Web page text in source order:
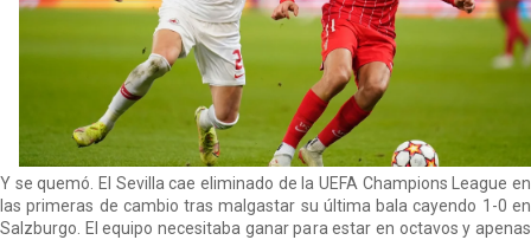
Análisis I Quién es y cómo juega Fran González
Miguel Sierra: La temporada pasada se vio
reflejado que podemos tirar para delante y
trabajamos con ilusión
Diomande ya es madridista mientras Rodri agita el
mercado
Y se quemó. El Sevilla cae eliminado de la UEFA Champions League en
las primeras de cambio tras malgastar su última bala cayendo 1-0 en
Salzburgo. El equipo necesitaba ganar para estar en octavos y apenas